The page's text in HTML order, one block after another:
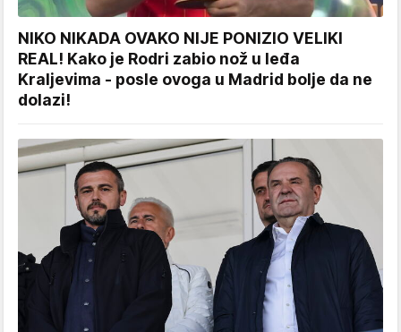
NIKO NIKADA OVAKO NIJE PONIZIO VELIKI
REAL! Kako je Rodri zabio nož u leđa
Kraljevima - posle ovoga u Madrid bolje da ne
dolazi!